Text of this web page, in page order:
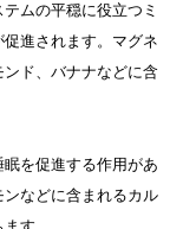
ムの平穏に役立つミ
進されます。マグネ
ド、バナナなどに含
を促進する作用があ
などに含まれるカル